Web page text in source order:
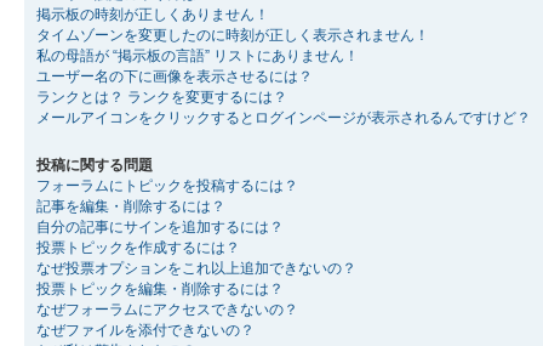
掲示板の時刻が正しくありません！
タイムゾーンを変更したのに時刻が正しく表示されません！
私の母語が “掲示板の言語” リストにありません！
ユーザー名の下に画像を表示させるには？
ランクとは？ ランクを変更するには？
メールアイコンをクリックするとログインページが表示されるんですけど？
投稿に関する問題
フォーラムにトピックを投稿するには？
記事を編集・削除するには？
自分の記事にサインを追加するには？
投票トピックを作成するには？
なぜ投票オプションをこれ以上追加できないの？
投票トピックを編集・削除するには？
なぜフォーラムにアクセスできないの？
なぜファイルを添付できないの？